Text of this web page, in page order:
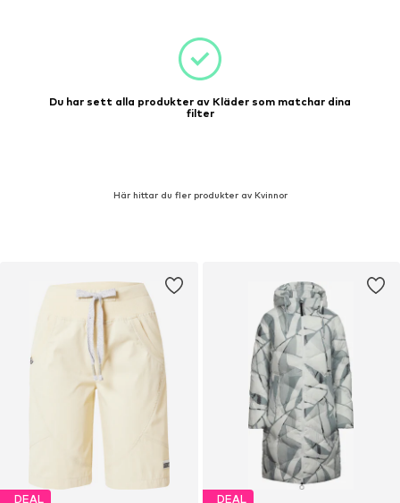
Du har sett alla produkter av Kläder som matchar dina
filter
Här hittar du fler produkter av Kvinnor
DEAL DEAL